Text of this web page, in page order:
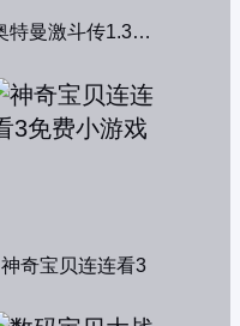
奥特曼激斗传1.3双人版
神奇宝贝连连看3